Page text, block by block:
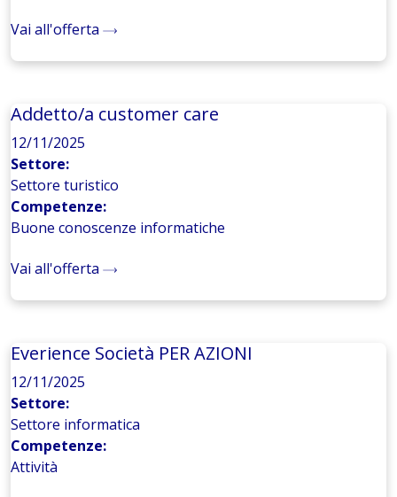
Vai all'offerta
Addetto/a customer care
12/11/2025
Settore:
Settore turistico
Competenze:
Buone conoscenze informatiche
Vai all'offerta
Everience Società PER AZIONI
12/11/2025
Settore:
Settore informatica
Competenze:
Attività